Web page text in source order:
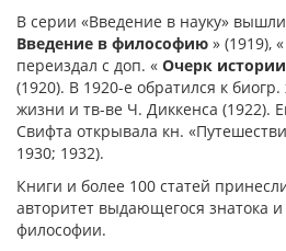
В серии «Введение в науку»
Введение в философию » (1919), «
переиздал с доп. « Очерк
(1920). В 1920-е обратился к
жизни и тв-ве Ч. Диккенса (1922).
Свифта открывала кн.
1930; 1932).
Книги и более 100 статей
авторитет выдающегося знатока
философии.